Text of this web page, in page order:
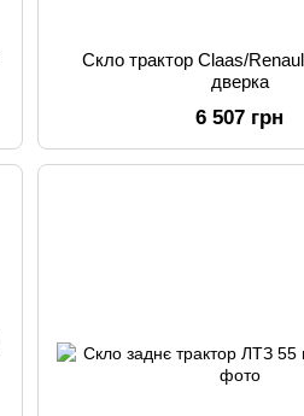
Скло трактор Claas/
дверка
6 507 грн